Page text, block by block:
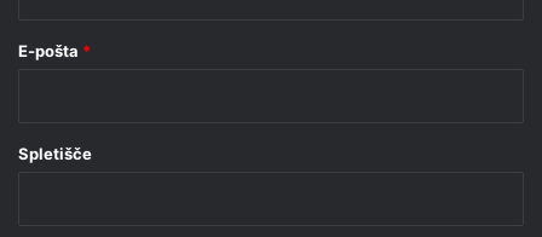
E-pošta *
Spletišče